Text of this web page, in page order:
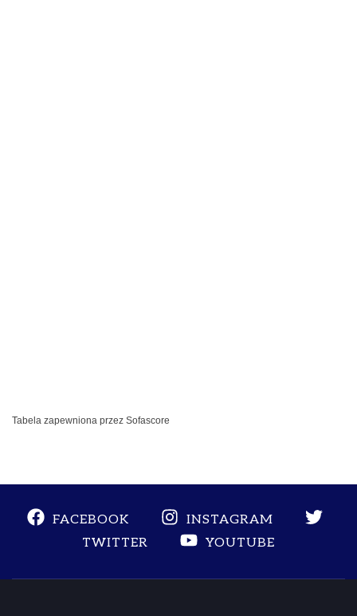
Tabela zapewniona przez Sofascore
FACEBOOK
INSTAGRAM
TWITTER
YOUTUBE